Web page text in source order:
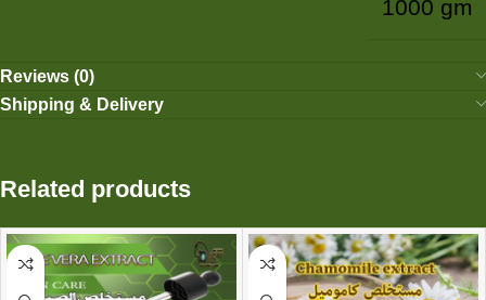
1000 gm
Reviews (0)
Shipping & Delivery
Related products